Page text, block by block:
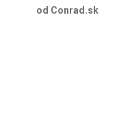
od Conrad.sk